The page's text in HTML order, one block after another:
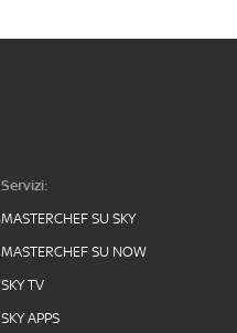
Servizi:
MASTERCHEF SU SKY
MASTERCHEF SU NOW
SKY TV
SKY APPS